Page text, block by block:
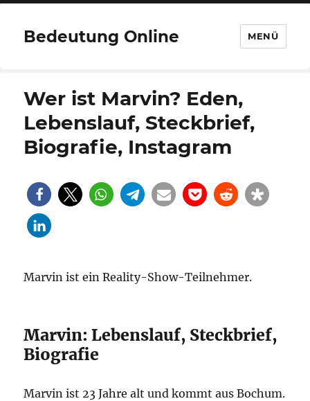
Bedeutung Online MENÜ
Wer ist Marvin? Eden,
Lebenslauf, Steckbrief,
Biografie, Instagram
Marvin ist ein Reality-Show-Teilnehmer.
Marvin: Lebenslauf, Steckbrief,
Biografie
Marvin ist 23 Jahre alt und kommt aus Bochum.